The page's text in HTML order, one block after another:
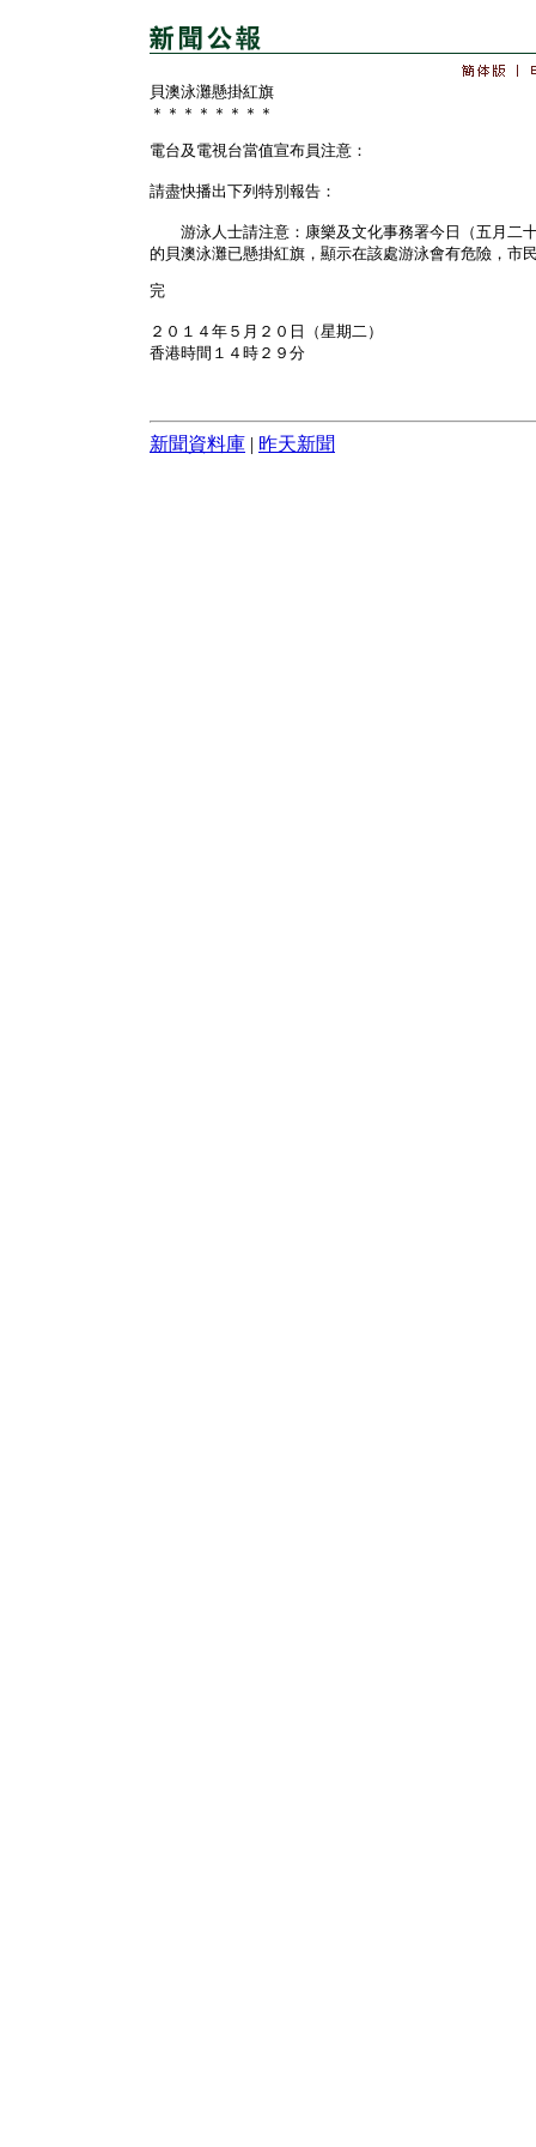
貝澳泳灘懸掛紅旗
＊＊＊＊＊＊＊＊
電台及電視台當值宣布員注意：
請盡快播出下列特別報告：
游泳人士請注意：康樂及文化事務署今日（五月二
的貝澳泳灘已懸掛紅旗，顯示在該處游泳會有危險，市
完
２０１４年５月２０日（星期二）
香港時間１４時２９分
新聞資料庫 | 昨天新聞